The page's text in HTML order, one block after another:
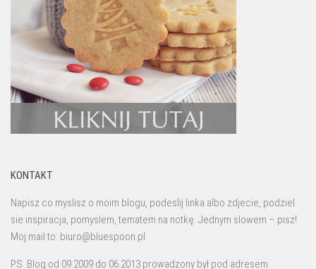
KONTAKT
Napisz co myslisz o moim blogu, podeslij linka albo zdjecie, podziel
sie inspiracja, pomyslem, tematem na notkę. Jednym slowem – pisz!
Moj mail to: biuro@bluespoon.pl
PS. Blog od 09.2009 do 06.2013 prowadzony był pod adresem